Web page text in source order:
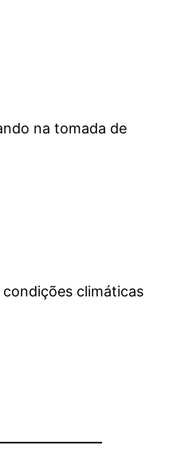
na tomada de
climáticas